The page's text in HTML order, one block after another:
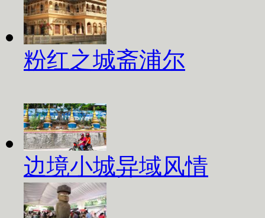
粉红之城斋浦尔
边境小城异域风情